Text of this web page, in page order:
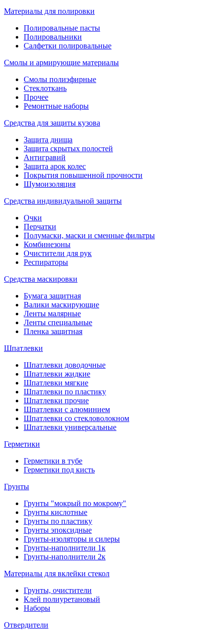
Материалы для полировки
Полировальные пасты
Полировальники
Салфетки полировальные
Смолы и армирующие материалы
Смолы полиэфирные
Стеклоткань
Прочее
Ремонтные наборы
Средства для защиты кузова
Защита днища
Защита скрытых полостей
Антигравий
Защита арок колес
Покрытия повышенной прочности
Шумоизоляция
Средства индивидуальной защиты
Очки
Перчатки
Полумаски, маски и сменные фильтры
Комбинезоны
Очистители для рук
Респираторы
Средства маскировки
Бумага защитная
Валики маскирующие
Ленты малярные
Ленты специальные
Пленка защитная
Шпатлевки
Шпатлевки доводочные
Шпатлевки жидкие
Шпатлевки мягкие
Шпатлевки по пластику
Шпатлевки прочие
Шпатлевки с алюминием
Шпатлевки со стекловолокном
Шпатлевки универсальные
Герметики
Герметики в тубе
Герметики под кисть
Грунты
Грунты "мокрый по мокрому"
Грунты кислотные
Грунты по пластику
Грунты эпоксидные
Грунты-изоляторы и силеры
Грунты-наполнители 1к
Грунты-наполнители 2к
Материалы для вклейки стекол
Грунты, очистители
Клей полиуретановый
Наборы
Отвердители